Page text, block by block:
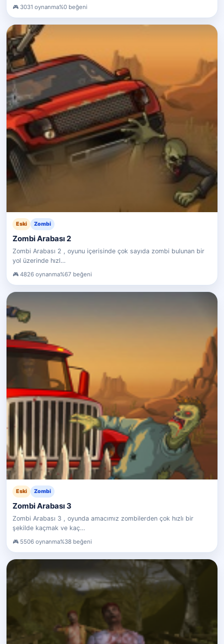
3031 oynanma%0 beğeni
Eski Zombi
Zombi Arabası 2
Zombi Arabası 2 , oyunu içerisinde çok sayıda zombi bulunan bir
yol üzerinde hızl…
4826 oynanma%67 beğeni
Eski Zombi
Zombi Arabası 3
Zombi Arabası 3 , oyunda amacımız zombilerden çok hızlı bir
şekilde kaçmak ve kaç…
5506 oynanma%38 beğeni